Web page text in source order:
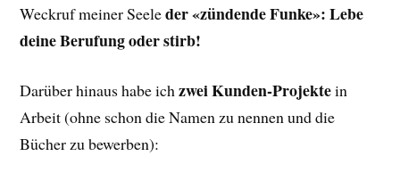
Weckruf meiner Seeleder «zündende Funke»: Lebe
deine Berufung oder stirb!
Darüber hinaus habe ichzwei Kunden-Projektein
Arbeit (ohne schon die Namen zu nennen und die
Bücher zu bewerben):